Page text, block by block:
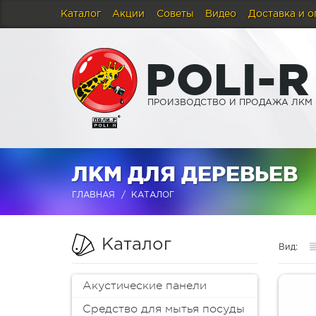
Каталог Акции Советы Видео Доставка и
POLI-R
ПРОИЗВОДСТВО И ПРОДАЖА ЛКМ
ЛКМ ДЛЯ ДЕРЕВЬЕВ
ГЛАВНАЯ КАТАЛОГ
Каталог
Акустические панели
Средство для мытья посуды
Вид: